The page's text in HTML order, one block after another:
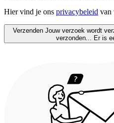
Hier vind je ons privacybeleid van
Verzenden Jouw verzoek wordt
verzonden... Er is